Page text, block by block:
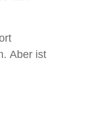
Aber ist